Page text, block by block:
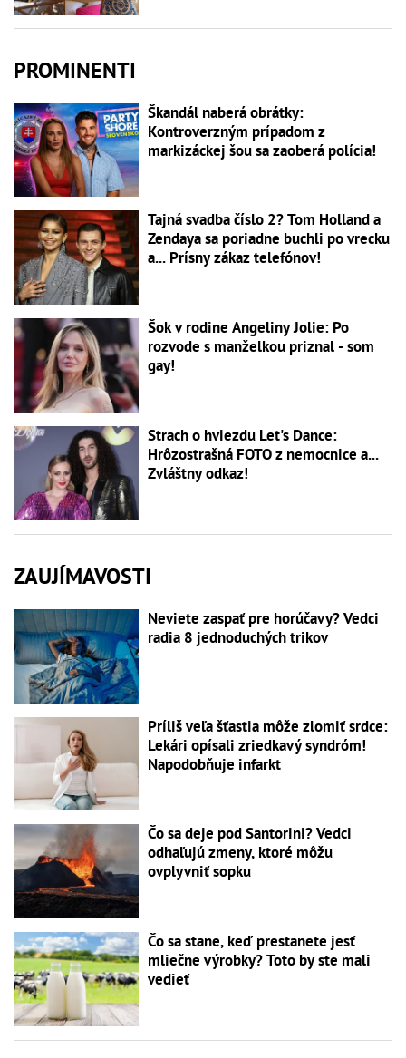
PROMINENTI
Škandál naberá obrátky:
Kontroverzným prípadom z
markizáckej šou sa zaoberá polícia!
Tajná svadba číslo 2? Tom Holland a
Zendaya sa poriadne buchli po vrecku
a... Prísny zákaz telefónov!
Šok v rodine Angeliny Jolie: Po
rozvode s manželkou priznal - som
gay!
Strach o hviezdu Let's Dance:
Hrôzostrašná FOTO z nemocnice a...
Zvláštny odkaz!
ZAUJÍMAVOSTI
Neviete zaspať pre horúčavy? Vedci
radia 8 jednoduchých trikov
Príliš veľa šťastia môže zlomiť srdce:
Lekári opísali zriedkavý syndróm!
Napodobňuje infarkt
Čo sa deje pod Santorini? Vedci
odhaľujú zmeny, ktoré môžu
ovplyvniť sopku
Čo sa stane, keď prestanete jesť
mliečne výrobky? Toto by ste mali
vedieť